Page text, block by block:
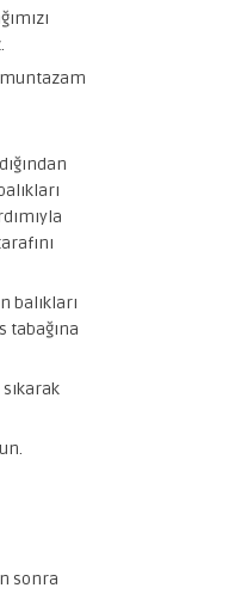
muntazam
balıkları
tabağına
sonra